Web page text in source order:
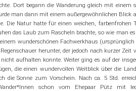
Milz
Fastner
Bewegung
Eltern-Kind-Turnen
Purzelzwerge
Krabbelzwerge
Mädchenturnen bis 10 Jahre
Mädchenturnen ab 10 Jahre
Turn-Spaß für Mädchen
Leistungsturnen bis 10 Jahre
Jungenturnen 6 - 9 Jahre
Jungenturnen ab 9 Jahre
Jungenturnen
Kleinkinderturnen
Kleinkinderturnen
Fit ab 70
Geschäftsstelle
Prävention sexualisierter
Vorstandsteam
Sportunfall
Login
RSS Feed
Dort begann die Wanderung gleich mit einem
man dann mit einem außergewöhnlichen Blick
Die Natur hatte für einen weichen, farbenfrohen
das Laub zum Rascheln brachte, so wie man
wunderschönen Fachwerkhaus (ursprünglich
herunter, der jedoch nach kurzer Zeit
aufhalten konnte. Weiter ging es auf der
die einen wundervollen Weitblick über die
die Sonne zum Vorschein. Nach ca. 5 Std.
schon vom Ehepaar Pütz mit